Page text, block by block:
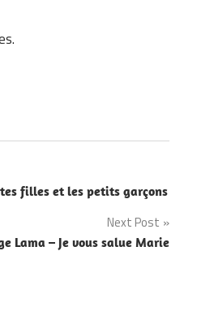
filles et les petits garçons
Next Post
Lama – Je vous salue Marie